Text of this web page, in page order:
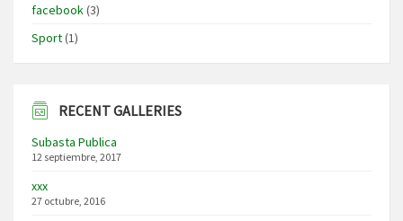
facebook(3)
Sport(1)
RECENT GALLERIES
Subasta Publica
12 septiembre, 2017
xxx
27 octubre, 2016